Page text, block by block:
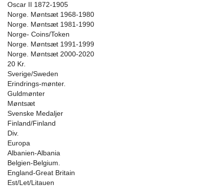
Oscar II 1872-1905
Norge. Møntsæt 1968-1980
Norge. Møntsæt 1981-1990
Norge- Coins/Token
Norge. Møntsæt 1991-1999
Norge. Møntsæt 2000-2020
20 Kr.
Sverige/Sweden
Erindrings-mønter.
Guldmønter
Møntsæt
Svenske Medaljer
Finland/Finland
Div.
Europa
Albanien-Albania
Belgien-Belgium.
England-Great Britain
Est/Let/Litauen